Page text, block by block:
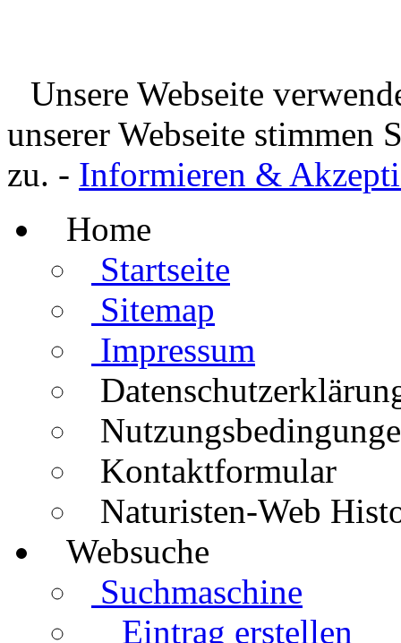
Unsere Webseite
unserer Webseite stimmen
zu. - Informieren &
Home
Startseite
Sitemap
Impressum
Kontaktformular
Naturisten-Web
Websuche
Suchmaschine
Eintrag erstellen